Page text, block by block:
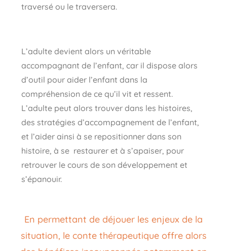
traversé ou le traversera.
L’adulte devient alors un véritable
accompagnant de l’enfant, car il dispose alors
d’outil pour aider l’enfant dans la
compréhension de ce qu’il vit et ressent.
L’adulte peut alors trouver dans les histoires,
des stratégies d’accompagnement de l’enfant,
et l’aider ainsi à se repositionner dans son
histoire, à se restaurer et à s’apaiser, pour
retrouver le cours de son développement et
s’épanouir.
En permettant de déjouer les enjeux de la
situation, le conte thérapeutique offre alors